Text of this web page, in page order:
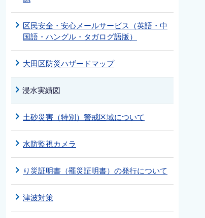
区民安全・安心メールサービス（英語・中
国語・ハングル・タガログ語版）
大田区防災ハザードマップ
浸水実績図
土砂災害（特別）警戒区域について
水防監視カメラ
り災証明書（罹災証明書）の発行について
津波対策